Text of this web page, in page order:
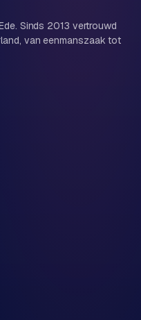
of project
Sinds 2013 vertrouwd
van eenmanszaak tot